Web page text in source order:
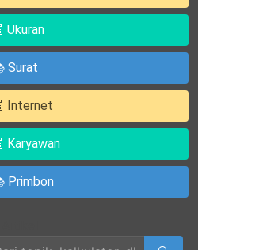
Ukuran
Surat
Internet
Karyawan
Primbon